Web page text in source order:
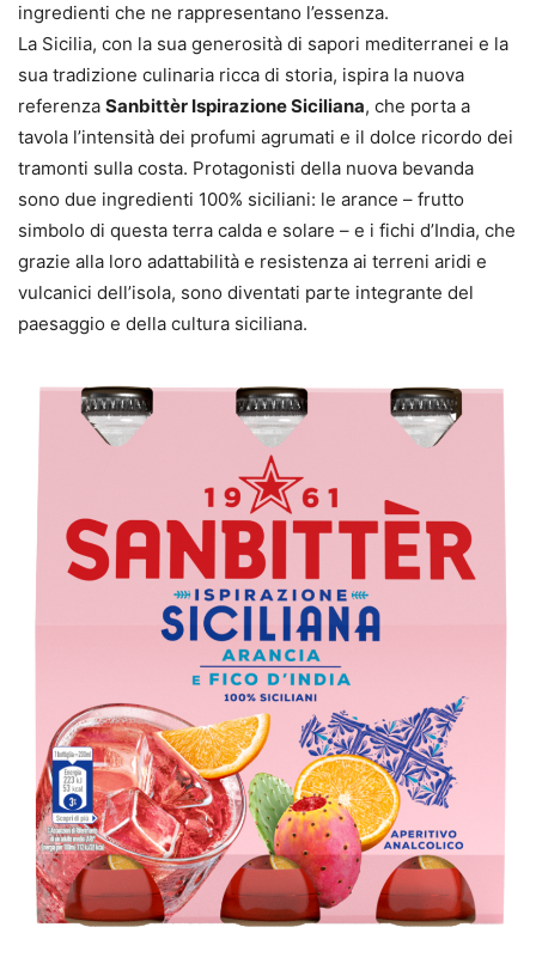
ingredienti che ne rappresentano l’essenza.
La Sicilia, con la sua generosità di sapori mediterranei e la
sua tradizione culinaria ricca di storia, ispira la nuova
referenza Sanbittèr Ispirazione Siciliana, che porta a
tavola l’intensità dei profumi agrumati e il dolce ricordo dei
tramonti sulla costa. Protagonisti della nuova bevanda
sono due ingredienti 100% siciliani: le arance – frutto
simbolo di questa terra calda e solare – e i fichi d’India, che
grazie alla loro adattabilità e resistenza ai terreni aridi e
vulcanici dell’isola, sono diventati parte integrante del
paesaggio e della cultura siciliana.